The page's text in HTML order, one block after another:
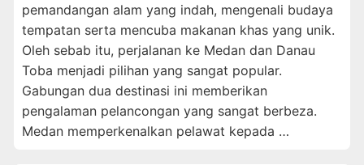
pemandangan alam yang indah, mengenali budaya
tempatan serta mencuba makanan khas yang unik.
Oleh sebab itu, perjalanan ke Medan dan Danau
Toba menjadi pilihan yang sangat popular.
Gabungan dua destinasi ini memberikan
pengalaman pelancongan yang sangat berbeza.
Medan memperkenalkan pelawat kepada …